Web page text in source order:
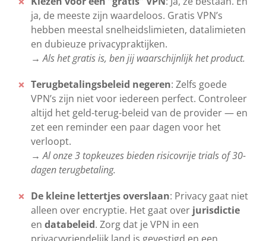
ja, de meeste zijn waardeloos. Gratis VPN’s
hebben meestal snelheidslimieten, datalimieten
en dubieuze privacypraktijken.
→ Als het gratis is, ben jij waarschijnlijk het product.
Terugbetalingsbeleid negeren: Zelfs goede
VPN’s zijn niet voor iedereen perfect. Controleer
altijd het geld-terug-beleid van de provider — en
zet een reminder een paar dagen voor het
verloopt.
→ Al onze 3 topkeuzes bieden risicovrije trials of 30-
dagen terugbetaling.
De kleine lettertjes overslaan: Privacy gaat niet
alleen over encryptie. Het gaat over jurisdictie
endatabeleid. Zorg dat je VPN in een